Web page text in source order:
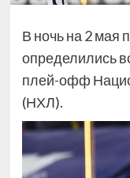
В ночь на 2 мая
определились
плей-офф
(НХЛ).